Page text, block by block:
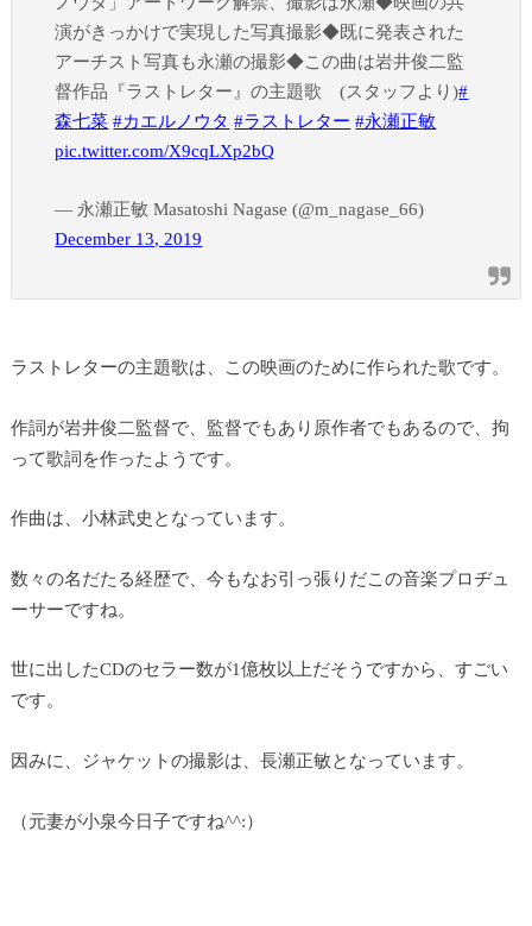
演がきっかけで実現した写真撮影◆既に発表された
アーチスト写真も永瀬の撮影◆この曲は岩井俊二監
督作品『ラストレター』の主題歌 (スタッフより)#
森七菜 #カエルノウタ #ラストレター #永瀬正敏
pic.twitter.com/X9cqLXp2bQ
— 永瀬正敏 Masatoshi Nagase (@m_nagase_66)
December 13, 2019
ラストレターの主題歌は、この映画のために作られた歌です。
作詞が岩井俊二監督で、監督でもあり原作者でもあるので、拘
って歌詞を作ったようです。
作曲は、小林武史となっています。
数々の名だたる経歴で、今もなお引っ張りだこの音楽プロヂュ
ーサーですね。
世に出したCDのセラー数が1億枚以上だそうですから、すごい
です。
因みに、ジャケットの撮影は、長瀬正敏となっています。
（元妻が小泉今日子ですね^^:）